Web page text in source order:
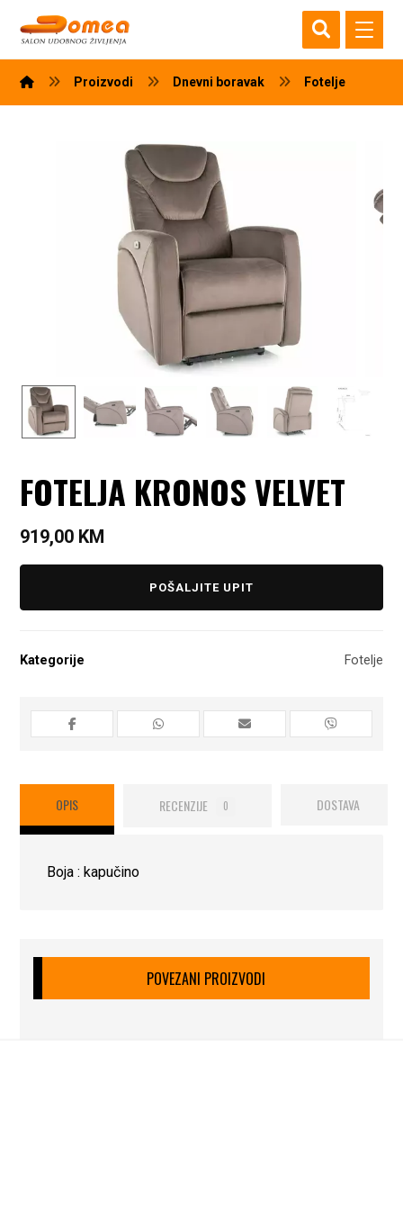
Proizvodi Dnevni boravak Fotelje
FOTELJA KRONOS VELVET
919,00 KM
POŠALJITE UPIT
Kategorije Fotelje
OPIS RECENZIJE 0 DOSTAVA
Boja : kapučino
POVEZANI PROIZVODI